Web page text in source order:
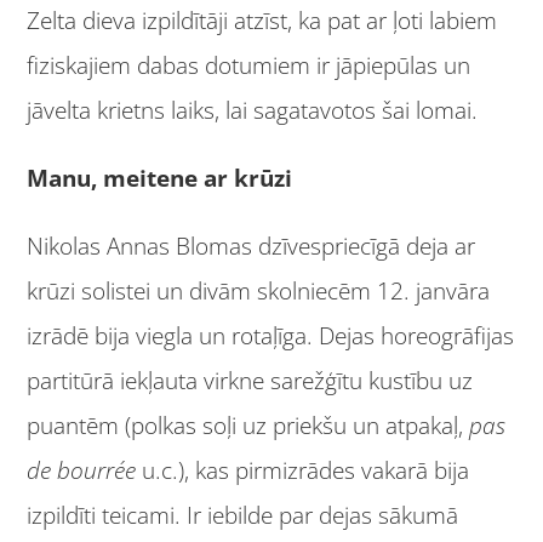
Zelta dieva izpildītāji atzīst, ka pat ar ļoti labiem
fiziskajiem dabas dotumiem ir jāpiepūlas un
jāvelta krietns laiks, lai sagatavotos šai lomai.
Manu, meitene ar krūzi
Nikolas Annas Blomas dzīvespriecīgā deja ar
krūzi solistei un divām skolniecēm 12. janvāra
izrādē bija viegla un rotaļīga. Dejas horeogrāfijas
partitūrā iekļauta virkne sarežģītu kustību uz
puantēm (polkas soļi uz priekšu un atpakaļ,pas
de bourrée u.c.), kas pirmizrādes vakarā bija
izpildīti teicami. Ir iebilde par dejas sākumā